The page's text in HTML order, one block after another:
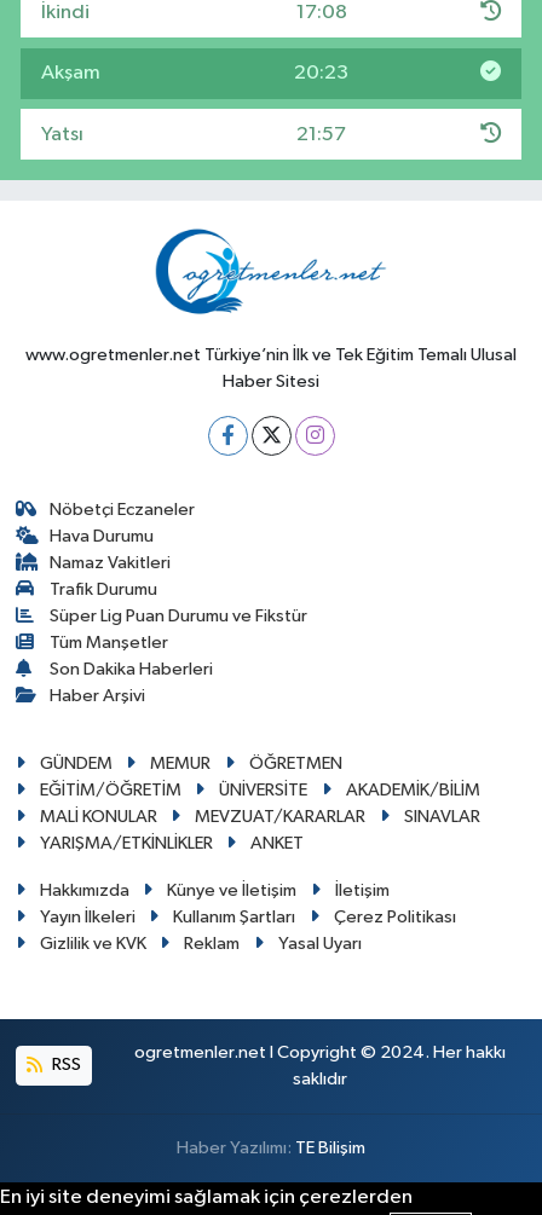
İkindi 17:08
Akşam 20:23
Yatsı 21:57
www.ogretmenler.net Türkiye’nin İlk ve Tek Eğitim Temalı Ulusal
Haber Sitesi
Nöbetçi Eczaneler
Hava Durumu
Namaz Vakitleri
Trafik Durumu
Süper Lig Puan Durumu ve Fikstür
Tüm Manşetler
Son Dakika Haberleri
Haber Arşivi
GÜNDEM MEMUR
ÖĞRETMEN
EĞİTİM/ÖĞRETİM
ÜNİVERSİTE
AKADEMİK/BİLİM
MALİ KONULAR
MEVZUAT/KARARLAR
SINAVLAR
YARIŞMA/ETKİNLİKLER
ANKET
Hakkımızda Künye ve İletişim
İletişim
Yayın İlkeleri
Kullanım Şartları
Çerez Politikası
Gizlilik ve KVK
Reklam Yasal Uyarı
RSS
ogretmenler.net I Copyright © 2024. Her hakkı
saklıdır
Haber Yazılımı: TE Bilişim
En iyi site deneyimi sağlamak için çerezlerden